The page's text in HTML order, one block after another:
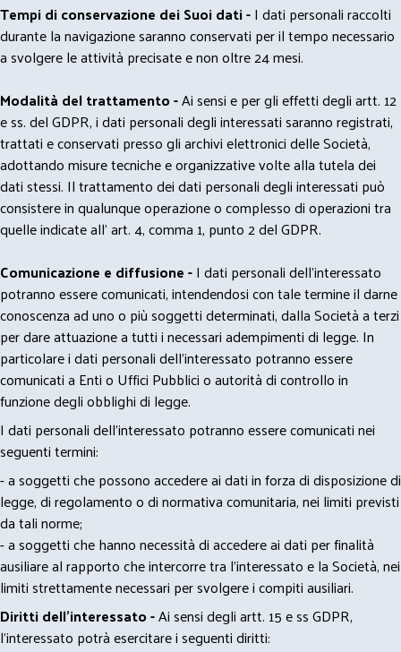
Tempi di conservazione dei Suoi dati -I dati personali raccolti
durante la navigazione saranno conservati per il tempo necessario
a svolgere le attività precisate e non oltre 24 mesi.
Modalità del trattamento -Ai sensi e per gli effetti degli artt. 12
e ss. del GDPR, i dati personali degli interessati saranno registrati,
trattati e conservati presso gli archivi elettronici delle Società,
adottando misure tecniche e organizzative volte alla tutela dei
dati stessi. Il trattamento dei dati personali degli interessati può
consistere in qualunque operazione o complesso di operazioni tra
quelle indicate all' art. 4, comma 1, punto 2 del GDPR.
Comunicazione e diffusione -I dati personali dell’interessato
potranno essere comunicati, intendendosi con tale termine il darne
conoscenza ad uno o più soggetti determinati, dalla Società a terzi
per dare attuazione a tutti i necessari adempimenti di legge. In
particolare i dati personali dell’interessato potranno essere
comunicati a Enti o Uffici Pubblici o autorità di controllo in
funzione degli obblighi di legge.
I dati personali dell’interessato potranno essere comunicati nei
seguenti termini:
- a soggetti che possono accedere ai dati in forza di disposizione di
legge, di regolamento o di normativa comunitaria, nei limiti previsti
da tali norme;
- a soggetti che hanno necessità di accedere ai dati per finalità
ausiliare al rapporto che intercorre tra l’interessato e la Società, nei
limiti strettamente necessari per svolgere i compiti ausiliari.
Diritti dell’interessato -Ai sensi degli artt. 15 e ss GDPR,
l’interessato potrà esercitare i seguenti diritti: